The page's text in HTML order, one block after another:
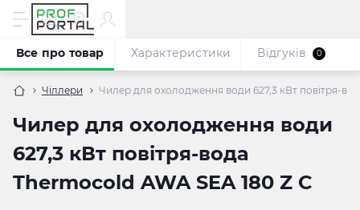
Чіллери Чилер для охолодження води 627,3 кВт повітря-
Чилер для охолодження води
627,3 кВт повітря-вода
Thermocold AWA SEA 180 Z C
Все про товар Характеристики Відгуків 0